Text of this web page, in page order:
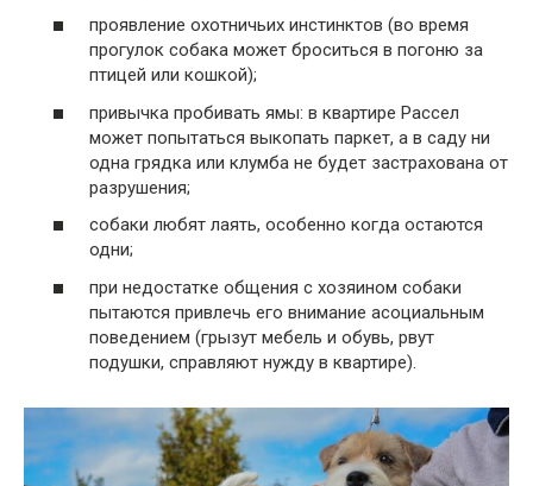
проявление охотничьих инстинктов (во время
прогулок собака может броситься в погоню за
птицей или кошкой);
привычка пробивать ямы: в квартире Рассел
может попытаться выкопать паркет, а в саду ни
одна грядка или клумба не будет застрахована от
разрушения;
собаки любят лаять, особенно когда остаются
одни;
при недостатке общения с хозяином собаки
пытаются привлечь его внимание асоциальным
поведением (грызут мебель и обувь, рвут
подушки, справляют нужду в квартире).